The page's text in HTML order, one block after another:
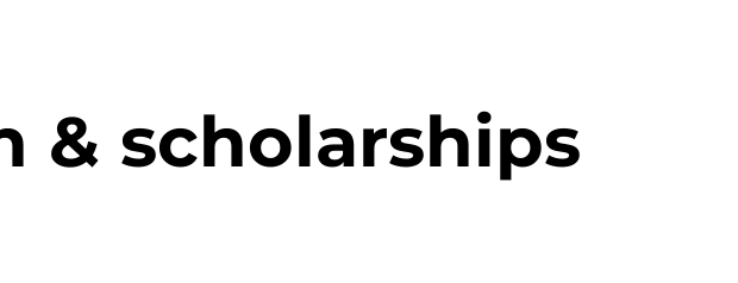
& scholarships